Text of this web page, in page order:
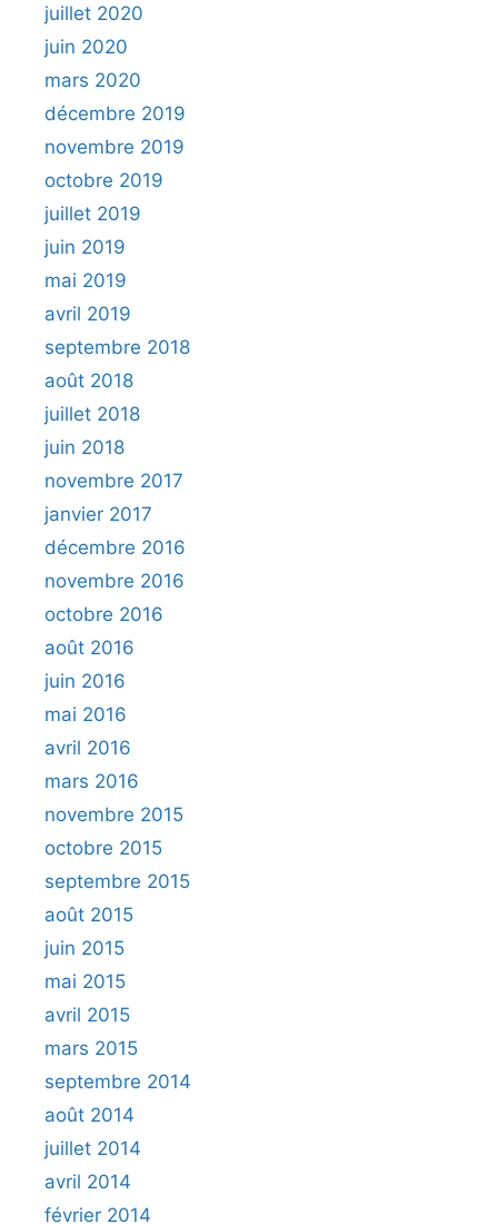
juillet 2020
juin 2020
mars 2020
décembre 2019
novembre 2019
octobre 2019
juillet 2019
juin 2019
mai 2019
avril 2019
septembre 2018
août 2018
juillet 2018
juin 2018
novembre 2017
janvier 2017
décembre 2016
novembre 2016
octobre 2016
août 2016
juin 2016
mai 2016
avril 2016
mars 2016
novembre 2015
octobre 2015
septembre 2015
août 2015
juin 2015
mai 2015
avril 2015
mars 2015
septembre 2014
août 2014
juillet 2014
avril 2014
février 2014